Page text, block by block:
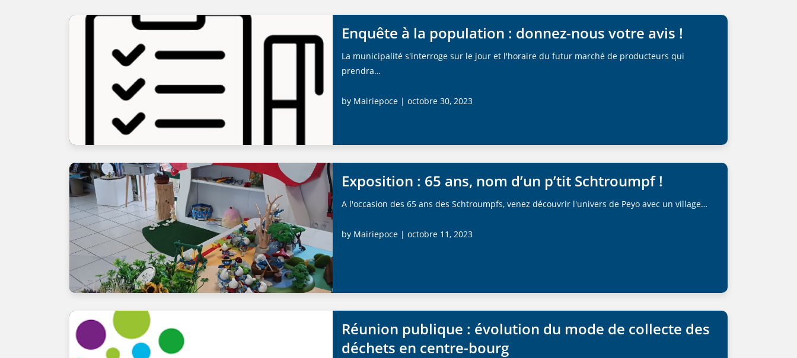
Enquête à la population : donnez-nous votre avis !
La municipalité s'interroge sur le jour et l'horaire du futur marché de producteurs qui
prendra…
by Mairiepoce | octobre 30, 2023
Exposition : 65 ans, nom d’un p’tit Schtroumpf !
A l'occasion des 65 ans des Schtroumpfs, venez découvrir l'univers de Peyo avec un village…
by Mairiepoce | octobre 11, 2023
Réunion publique : évolution du mode de collecte des
déchets en centre-bourg